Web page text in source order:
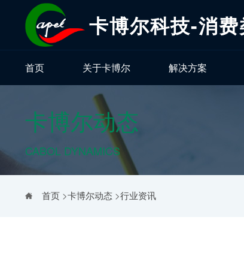
卡博尔科技-消
首页 关于卡博尔 解决方案
卡博尔动态
CABOL DYNAMICS
首页>卡博尔动态>行业资讯